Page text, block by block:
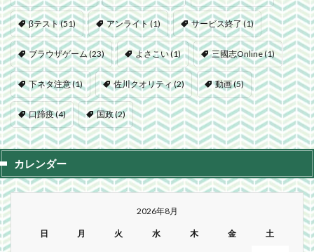
βテスト(51) アンライト(1) サービス終了(1)
ブラウザゲーム(23) よさこい(1) 三國志Online(1)
下ネタ注意(1) 佐川クオリティ(2) 動画(5)
口蹄疫(4) 国政(2)
カレンダー
2026年8月
日 月 火 水 木 金 土